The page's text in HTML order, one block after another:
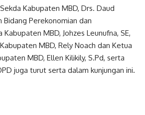
Kabupaten MBD, Drs. Daud
Bidang Perekonomian dan
MBD, Johzes Leunufna, SE,
MBD, Rely Noach dan Ketua
MBD, Ellen Kilikily, S.Pd, serta
juga turut serta dalam kunjungan ini.